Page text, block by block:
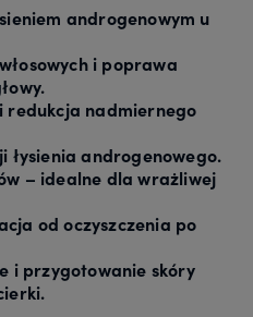
androgenowym u
i poprawa
redukcja nadmiernego
łysienia androgenowego.
– idealne dla wrażliwej
od oczyszczenia po
i przygotowanie skóry